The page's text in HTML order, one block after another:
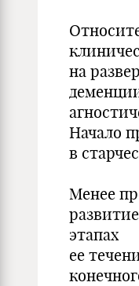
на
Начало
в
Менее
этапах
ее